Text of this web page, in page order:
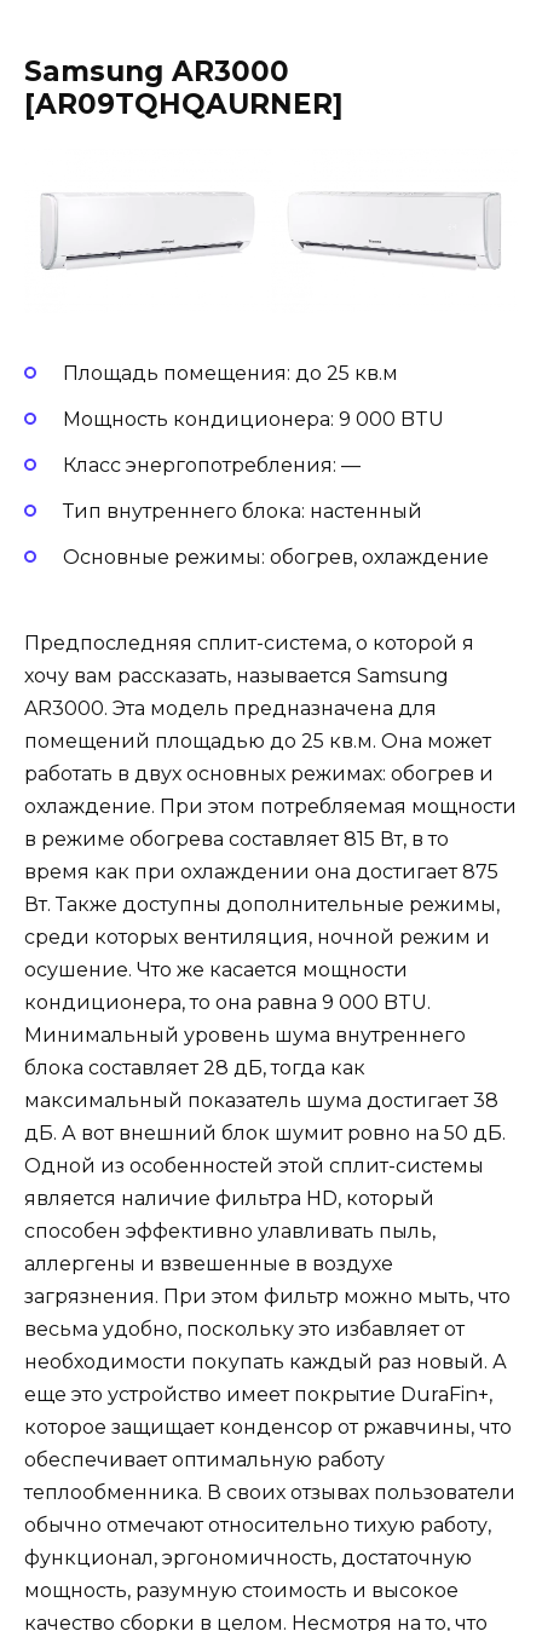
Samsung AR3000
[AR09TQHQAURNER]
Площадь помещения: до 25 кв.м
Мощность кондиционера: 9 000 BTU
Класс энергопотребления: —
Тип внутреннего блока: настенный
Основные режимы: обогрев, охлаждение
Предпоследняя сплит-система, о которой я
хочу вам рассказать, называется Samsung
AR3000. Эта модель предназначена для
помещений площадью до 25 кв.м. Она может
работать в двух основных режимах: обогрев и
охлаждение. При этом потребляемая мощности
в режиме обогрева составляет 815 Вт, в то
время как при охлаждении она достигает 875
Вт. Также доступны дополнительные режимы,
среди которых вентиляция, ночной режим и
осушение. Что же касается мощности
кондиционера, то она равна 9 000 BTU.
Минимальный уровень шума внутреннего
блока составляет 28 дБ, тогда как
максимальный показатель шума достигает 38
дБ. А вот внешний блок шумит ровно на 50 дБ.
Одной из особенностей этой сплит-системы
является наличие фильтра HD, который
способен эффективно улавливать пыль,
аллергены и взвешенные в воздухе
загрязнения. При этом фильтр можно мыть, что
весьма удобно, поскольку это избавляет от
необходимости покупать каждый раз новый. А
еще это устройство имеет покрытие DuraFin+,
которое защищает конденсор от ржавчины, что
обеспечивает оптимальную работу
теплообменника. В своих отзывах пользователи
обычно отмечают относительно тихую работу,
функционал, эргономичность, достаточную
мощность, разумную стоимость и высокое
качество сборки в целом. Несмотря на то, что